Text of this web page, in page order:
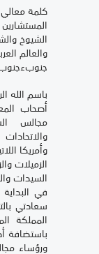
كلمة
الشيوخ
والعالم
باسم الله
أصحاب
مجالس
وأمريكا
الزميلات
السيدات
في
سعادتي
المملكة
باستضافة
ورؤساء